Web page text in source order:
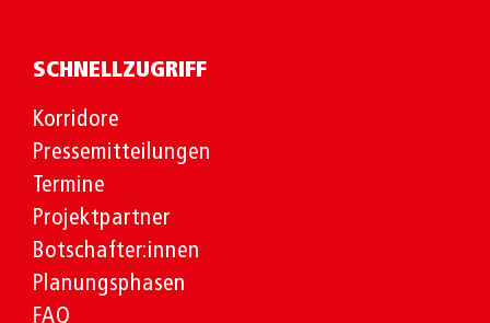
SCHNELLZUGRIFF
Korridore
Pressemitteilungen
Termine
Projektpartner
Botschafter:innen
Planungsphasen
FAQ